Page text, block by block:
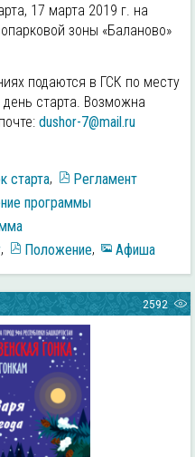
17 марта 2019 г. на
зоны «Баланово»
подаются в ГСК по месту
старта. Возможна
dushor-7@mail.ru
старта,
Регламент
программы
, Положение, Афиша
2592